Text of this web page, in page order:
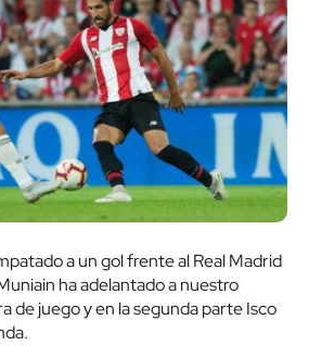
a un gol frente al Real Madrid
ha adelantado a nuestro
de juego y en la segunda parte Isco